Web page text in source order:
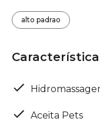
alto padrao
Aceita Pets